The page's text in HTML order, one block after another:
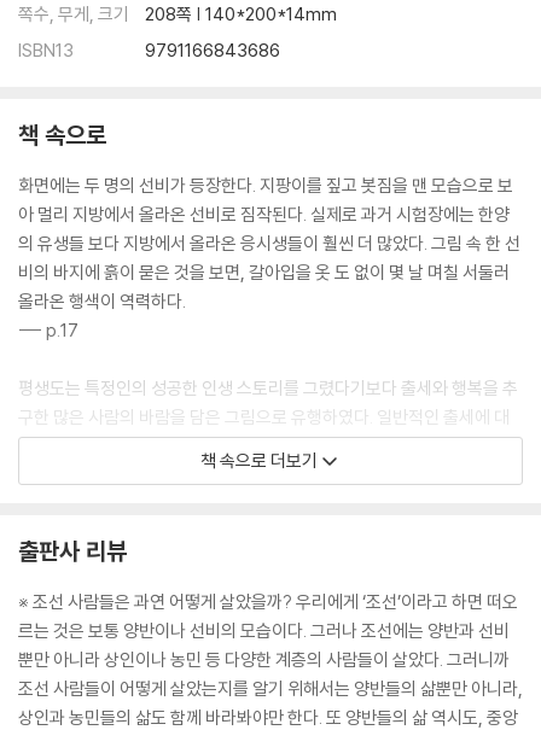
쪽수, 무게, 크기
208쪽 | 140*200*14mm
ISBN13
9791166843686
책 속으로
화면에는 두 명의 선비가 등장한다. 지팡이를 짚고 봇짐을 맨 모습으로 보
아 멀리 지방에서 올라온 선비로 짐작된다. 실제로 과거 시험장에는 한양
의 유생들 보다 지방에서 올라온 응시생들이 훨씬 더 많았다. 그림 속 한 선
비의 바지에 흙이 묻은 것을 보면, 갈아입을 옷 도 없이 몇 날 며칠 서둘러
올라온 행색이 역력하다.
--- p.17
평생도는 특정인의 성공한 인생 스토리를 그렸다기보다 출세와 행복을 추
구한 많은 사람의 바람을 담은 그림으로 유행하였다. 일반적인 출세에 대
한 소망을 담은 그림이었기에 그만큼 많은 수요와 인기를 얻는 것이 가능
과거 시험의 문과文科보다 예비시험인 사마시 동기생의 관계가 더욱 친밀
한 것은 무슨 이유일까? 사마시 동기생들은 형제 관계에 비유할 만큼 소중
히 여겼다. 사마시가 관직 생활로 나아가기 위한 첫 관문이라는 의미가 컸
고, 또한 순수한 청년 시절의 만남이었기에 그들의 유대관계는 매우 돈독
했다.
--- p.131
책 속으로 더보기
출판사 리뷰
※ 조선 사람들은 과연 어떻게 살았을까? 우리에게 ‘조선’이라고 하면 떠오
르는 것은 보통 양반이나 선비의 모습이다. 그러나 조선에는 양반과 선비
뿐만 아니라 상인이나 농민 등 다양한 계층의 사람들이 살았다. 그러니까
조선 사람들이 어떻게 살았는지를 알기 위해서는 양반들의 삶뿐만 아니라,
상인과 농민들의 삶도 함께 바라봐야만 한다. 또 양반들의 삶 역시도, 중앙